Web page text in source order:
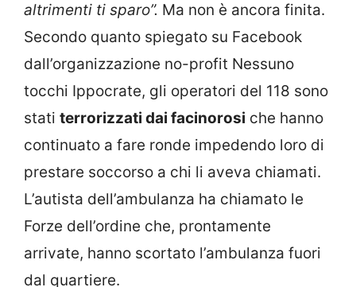
altrimenti ti sparo”. Ma non è ancora finita.
Secondo quanto spiegato su Facebook
dall’organizzazione no-profit Nessuno
tocchi Ippocrate, gli operatori del 118 sono
stati terrorizzati dai facinorosi che hanno
continuato a fare ronde impedendo loro di
prestare soccorso a chi li aveva chiamati.
L’autista dell’ambulanza ha chiamato le
Forze dell’ordine che, prontamente
arrivate, hanno scortato l’ambulanza fuori
dal quartiere.